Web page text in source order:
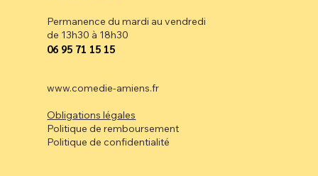
Permanence du mardi au vendredi
de 13h30 à 18h30
⁠06 95 71 15 15
www.comedie-amiens.fr
Obligations légales
Politique de remboursement
Politique de confidentialité